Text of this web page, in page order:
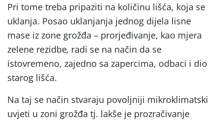
Pri tome treba pripaziti na količinu lišća, koja se
uklanja. Posao uklanjanja jednog dijela lisne
mase iz zone grožđa – prorjeđivanje, kao mjera
zelene rezidbe, radi se na način da se
istovremeno, zajedno sa zapercima, odbaci i dio
starog lišća.
Na taj se način stvaraju povoljniji mikroklimatski
uvjeti u zoni grožđa tj. lakše je prozračivanje